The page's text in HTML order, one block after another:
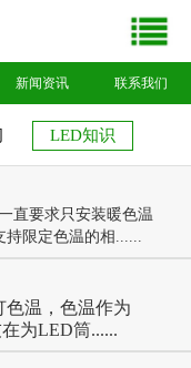
新闻资讯 联系我们
LED知识
要求只安装暖色温
持限定色温的相......
温，色温作为
为LED筒......